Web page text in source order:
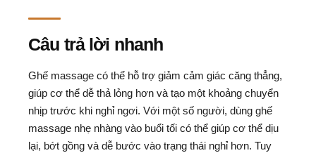
Câu trả lời nhanh
Ghế massage có thể hỗ trợ giảm cảm giác căng thẳng,
giúp cơ thể dễ thả lỏng hơn và tạo một khoảng chuyển
nhịp trước khi nghỉ ngơi. Với một số người, dùng ghế
massage nhẹ nhàng vào buổi tối có thể giúp cơ thể dịu
lại, bớt gồng và dễ bước vào trạng thái nghỉ hơn. Tuy